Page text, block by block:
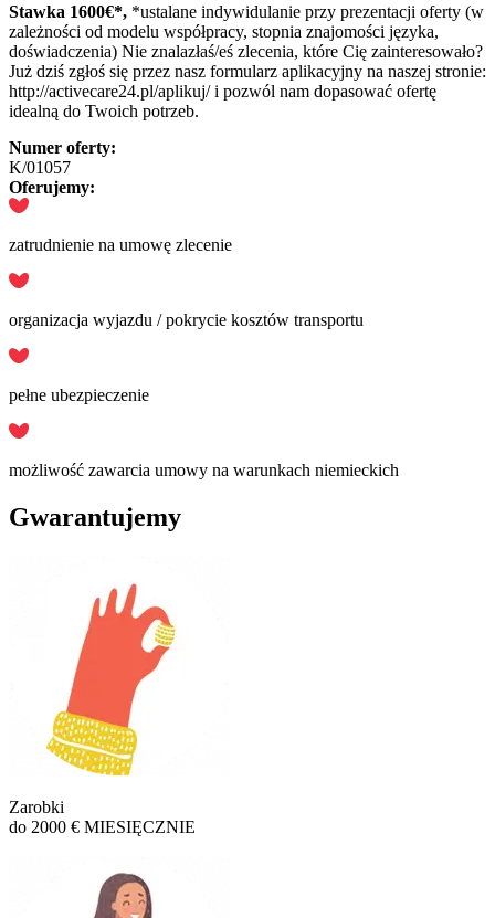
Stawka 1600€*, *ustalane indywidulanie przy prezentacji oferty (w
zależności od modelu współpracy, stopnia znajomości języka,
doświadczenia) Nie znalazłaś/eś zlecenia, które Cię zainteresowało?
Już dziś zgłoś się przez nasz formularz aplikacyjny na naszej stronie:
http://activecare24.pl/aplikuj/ i pozwól nam dopasować ofertę
idealną do Twoich potrzeb.
Numer oferty:
K/01057
Oferujemy:
zatrudnienie na umowę zlecenie
organizacja wyjazdu / pokrycie kosztów transportu
pełne ubezpieczenie
możliwość zawarcia umowy na warunkach niemieckich
Gwarantujemy
Zarobki
do 2000 € MIESIĘCZNIE